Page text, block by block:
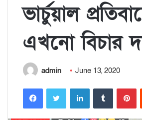
ভার্চুয়াল
এখনো বিচার
admin June 13, 2020